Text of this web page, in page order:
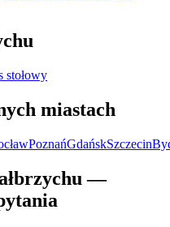
stołowy
miastach
PoznańGdańskSzczecin
—